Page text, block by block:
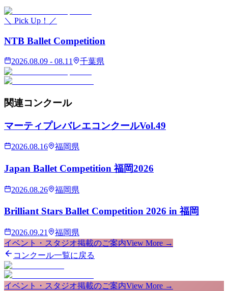
＼ Pick Up！／
NTB Ballet Competition
2026.08.09 - 08.11 千葉県
関連コンクール
マーティプレバレエコンクールVol.49
2026.08.16 福岡県
Japan Ballet Competition 福岡2026
2026.08.26 福岡県
Brilliant Stars Ballet Competition 2026 in 福岡
2026.09.21
福岡県
イベント・スタジオ掲載のご案内View More →
コンクール一覧に戻る
イベント・スタジオ掲載のご案内View More →